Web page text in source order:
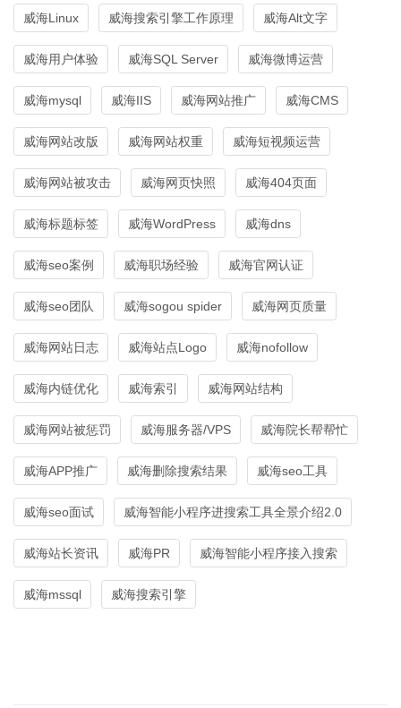
威海Linux 威海搜索引擎工作原理 威海Alt文字
威海用户体验 威海SQL Server 威海微博运营
威海mysql 威海IIS 威海网站推广 威海CMS
威海网站改版 威海网站权重 威海短视频运营
威海网站被攻击 威海网页快照 威海404页面
威海标题标签 威海WordPress 威海dns
威海seo案例 威海职场经验 威海官网认证
威海seo团队 威海sogou spider 威海网页质量
威海网站日志 威海站点Logo 威海nofollow
威海内链优化 威海索引 威海网站结构
威海网站被惩罚 威海服务器/VPS 威海院长帮帮忙
威海APP推广 威海删除搜索结果 威海seo工具
威海seo面试 威海智能小程序进搜索工具全景介绍2.0
威海站长资讯 威海PR 威海智能小程序接入搜索
威海mssql 威海搜索引擎